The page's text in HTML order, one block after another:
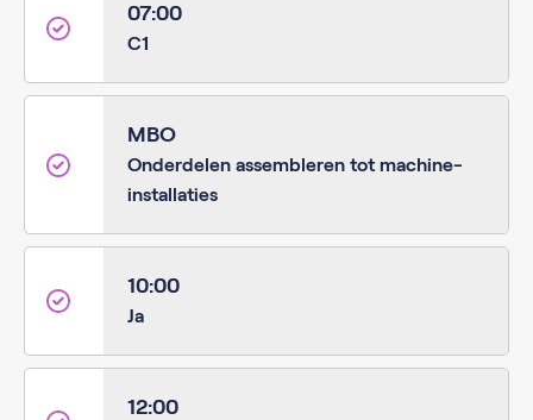
07:00
C1
MBO
Onderdelen assembleren tot machine-
installaties
10:00
Ja
12:00